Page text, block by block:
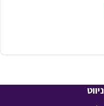
ניווט